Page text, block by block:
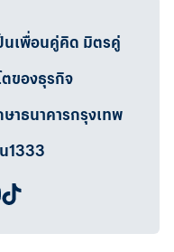
นเพื่อนคู่คิด มิตรคู่
ของธุรกิจ
าธนาคารกรุงเทพ
1333